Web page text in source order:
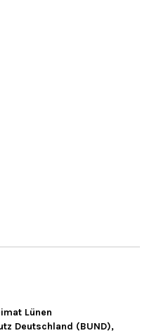
Lünen
Deutschland (BUND),